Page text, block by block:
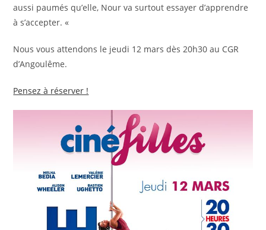
aussi paumés qu’elle, Nour va surtout essayer d’apprendre
à s’accepter. «
Nous vous attendons le jeudi 12 mars dès 20h30 au CGR
d’Angoulême.
Pensez à réserver !